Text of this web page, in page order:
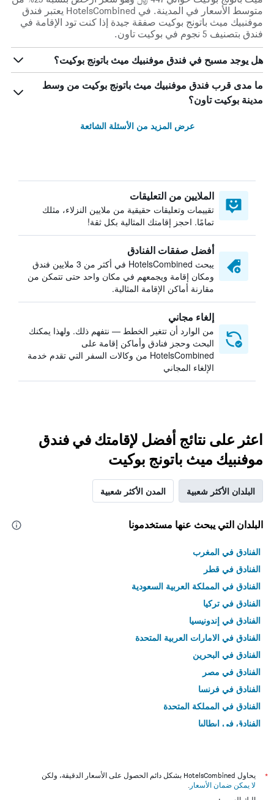
متوسط الأسعار في المدينة. في HotelsCombined يعتبر فندق
موفنبيك ميث باتونج بوكيت صفقة جيدة إذا كنت تود الإقامة في
فندق بتصنيف 5 نجوم في بوكيت تاون.
هل يوجد مسبح في فندق موفنبيك ميث باتونج بوكيت؟
ما مدى قرب فندق موفنبيك ميث باتونج بوكيت من وسط
مدينة بوكيت تاون؟
عرض المزيد من الأسئلة الشائعة
الملايين من التعليقات
تقييمات وتعليقات حقيقية من ملايين النزلاء، مثلك
تمامًا. احجز إقامتك المثالية بكل ثقة!
أفضل صفقات الفنادق
يبحث HotelsCombined في أكثر من 3 ملايين فندق
ومكان إقامة ويجمعهم في مكان واحد حتى تتمكن من
مقارنة أماكن الإقامة المثالية.
إلغاء مجاني
من الوارد أن تتغير الخطط — نتفهم ذلك. ولهذا يمكنك
البحث وحجز فنادق وأماكن إقامة على
HotelsCombined من وكالات السفر التي تقدم خدمة
الإلغاء المجاني
اعثر على نتائج أفضل لإقامتك في فندق
موفنبيك ميث باتونج بوكيت
البلدان الأكثر شعبية المدن الأكثر شعبية
البلدان التي يبحث عنها مستخدمونا
الفنادق في المغرب
الفنادق في قطر
الفنادق في المملكة العربية السعودية
الفنادق في تركيا
الفنادق في إندونيسيا
الفنادق في الامارات العربية المتحدة
الفنادق في البحرين
الفنادق في مصر
الفنادق في فرنسا
الفنادق في المملكة المتحدة
الفنادق في إيطاليا
*
يحاول HotelsCombined بشكل دائم الحصول على الأسعار الدقيقة، ولكن
لا يمكن ضمان الأسعار .